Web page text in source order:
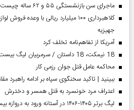
ماجرای سن بازنشستگی ۵۵ و ۶۲ ساله چیست؟
کلاهبرداری ۱۰۰ میلیارد ریالی با وعده
جهیزیه
آمریکا از تفاهم‌نامه تخلف کرد
18 نیمکت، 18 داستان / سرمربیان لیگ بیست‌وششم را بشناسید
محاکمه عامل قتل جوان رزمی کار
ببینید | تاکید سخنگوی سپاه بر ادامه راهبرد
اعتراف مرد خونسرد به قتل همسر و دخترش
لیگ برتر ۱۴۰۵-۱۴۰۶ در آستانه